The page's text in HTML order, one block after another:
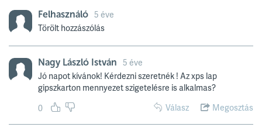
Felhasználó 5 éve
Törölt hozzászólás
Nagy László István 5 éve
Jó napot kívánok! Kérdezni szeretnék ! Az xps lap
gipszkarton mennyezet szigetelésre is alkalmas?
0
Válasz Megosztás